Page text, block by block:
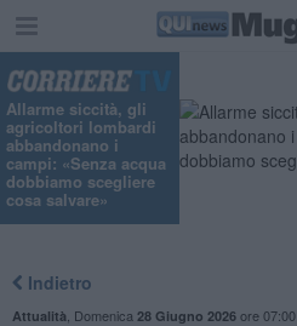
Allarme siccità, gli
agricoltori lombardi
abbandonano i
campi: «Senza acqua
dobbiamo scegliere
cosa salvare»
Indietro
Attualità Domenica 28 Giugno 2026ore 07:00